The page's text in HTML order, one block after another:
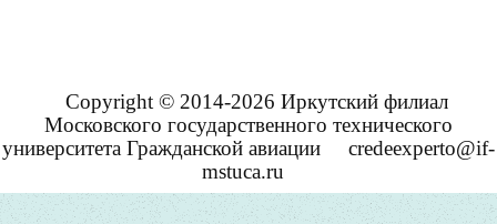
Copyright © 2014-2026 Иркутский филиал
Московского государственного технического
университета Гражданской авиации
credeexperto@if-
mstuca.ru